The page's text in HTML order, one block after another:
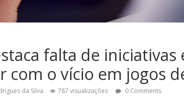
falta de iniciativas
com o vício em jogos
da Silva 787 visualizações 0 Comments